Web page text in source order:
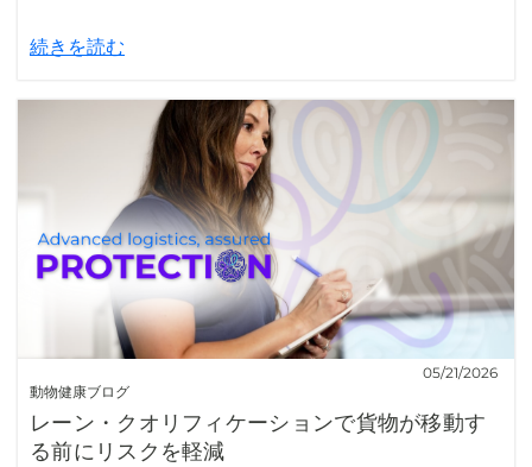
続きを読む
動物健康ブログ
05/21/2026
レーン・クオリフィケーションで貨物が移動す
る前にリスクを軽減